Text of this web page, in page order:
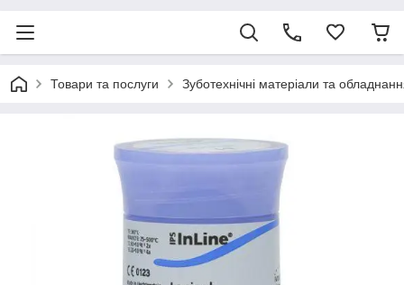
Товари та послуги Зуботехнічні матеріали та